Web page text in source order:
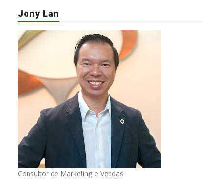
Jony Lan
Consultor de Marketing e Vendas